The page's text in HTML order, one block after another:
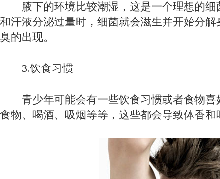
腋下的环境比较潮湿，这是一个理想的细
和汗液分泌过量时，细菌就会滋生并开始分
臭的出现。
3.饮食习惯
青少年可能会有一些饮食习惯或者食物喜
食物、喝酒、吸烟等等，这些都会导致体香和